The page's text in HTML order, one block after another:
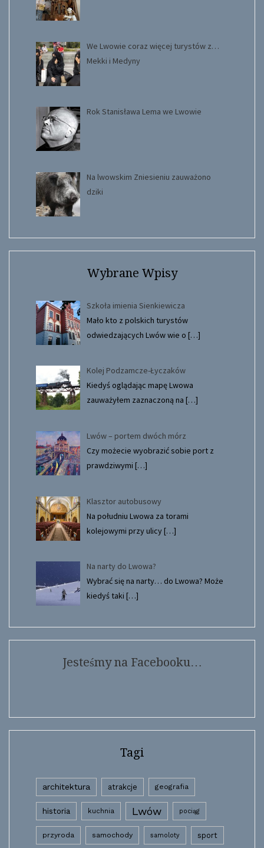
We Lwowie coraz więcej turystów z…
Mekki i Medyny
Rok Stanisława Lema we Lwowie
Na lwowskim Zniesieniu zauważono
dziki
Wybrane Wpisy
Szkoła imienia Sienkiewicza
Mało kto z polskich turystów
odwiedzających Lwów wie o […]
Kolej Podzamcze-Łyczaków
Kiedyś oglądając mapę Lwowa
zauważyłem zaznaczoną na […]
Lwów – portem dwóch mórz
Czy możecie wyobrazić sobie port z
prawdziwymi […]
Klasztor autobusowy
Na południu Lwowa za torami
kolejowymi przy ulicy[…]
Na narty do Lwowa?
Wybrać się na narty… do Lwowa? Może
kiedyś taki […]
Jesteśmy na Facebooku…
Tagi
architektura atrakcje geografia
historia kuchnia Lwów pociąg
przyroda samochody samoloty sport